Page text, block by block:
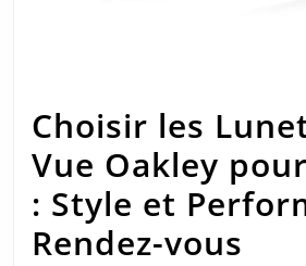
Choisir les
Vue Oakley
: Style et
Rendez-vous